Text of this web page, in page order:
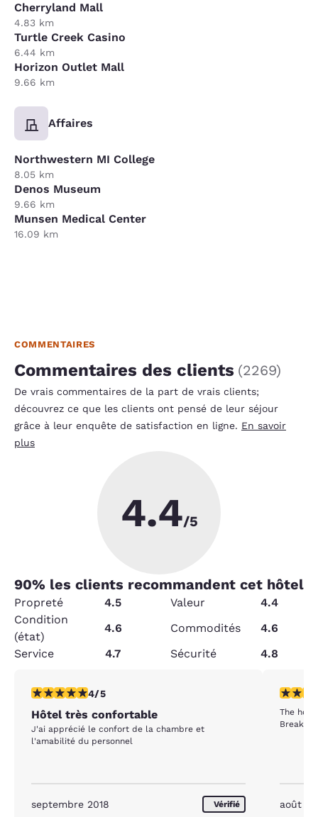
Cherryland Mall
4.83 km
Turtle Creek Casino
6.44 km
Horizon Outlet Mall
9.66 km
Affaires
Northwestern MI College
8.05 km
Denos Museum
9.66 km
Munsen Medical Center
16.09 km
COMMENTAIRES
Commentaires des clients (2269)
De vrais commentaires de la part de vrais clients;
découvrez ce que les clients ont pensé de leur séjour
grâce à leur enquête de satisfaction en ligne. En savoir
plus
4.4/5
90% les clients recommandent cet hôtel
Propreté 4.5 Valeur
4.4
Condition
(état)
4.6 Commodités
4.6
Service
4.7 Sécurité 4.8
4 étoiles. Très bon. 1 commentaire
4/5
Hôtel très confortable
J'ai apprécié le confort de la chambre et
l'amabilité du personnel
septembre 2018 Vérifié
5
The
août